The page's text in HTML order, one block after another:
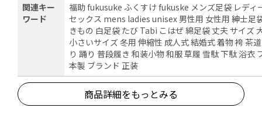
関連キー
ワード
福助 fukusuke ふくすけ fukuske メンズ足袋 レディ
セックス mens ladies unisex 男性用 女性用 紳士足
きもの 白足袋 たび Tabi こはぜ 綿足袋 丈夫 サイズ
小さいサイズ 冬用 伸縮性 成人式 結婚式 着物 袴 茶
り 踊り 普段履き 和装小物 和服 草履 雪駄 下駄 浴衣
本製 ブランド 正装
商品詳細をもっとみる